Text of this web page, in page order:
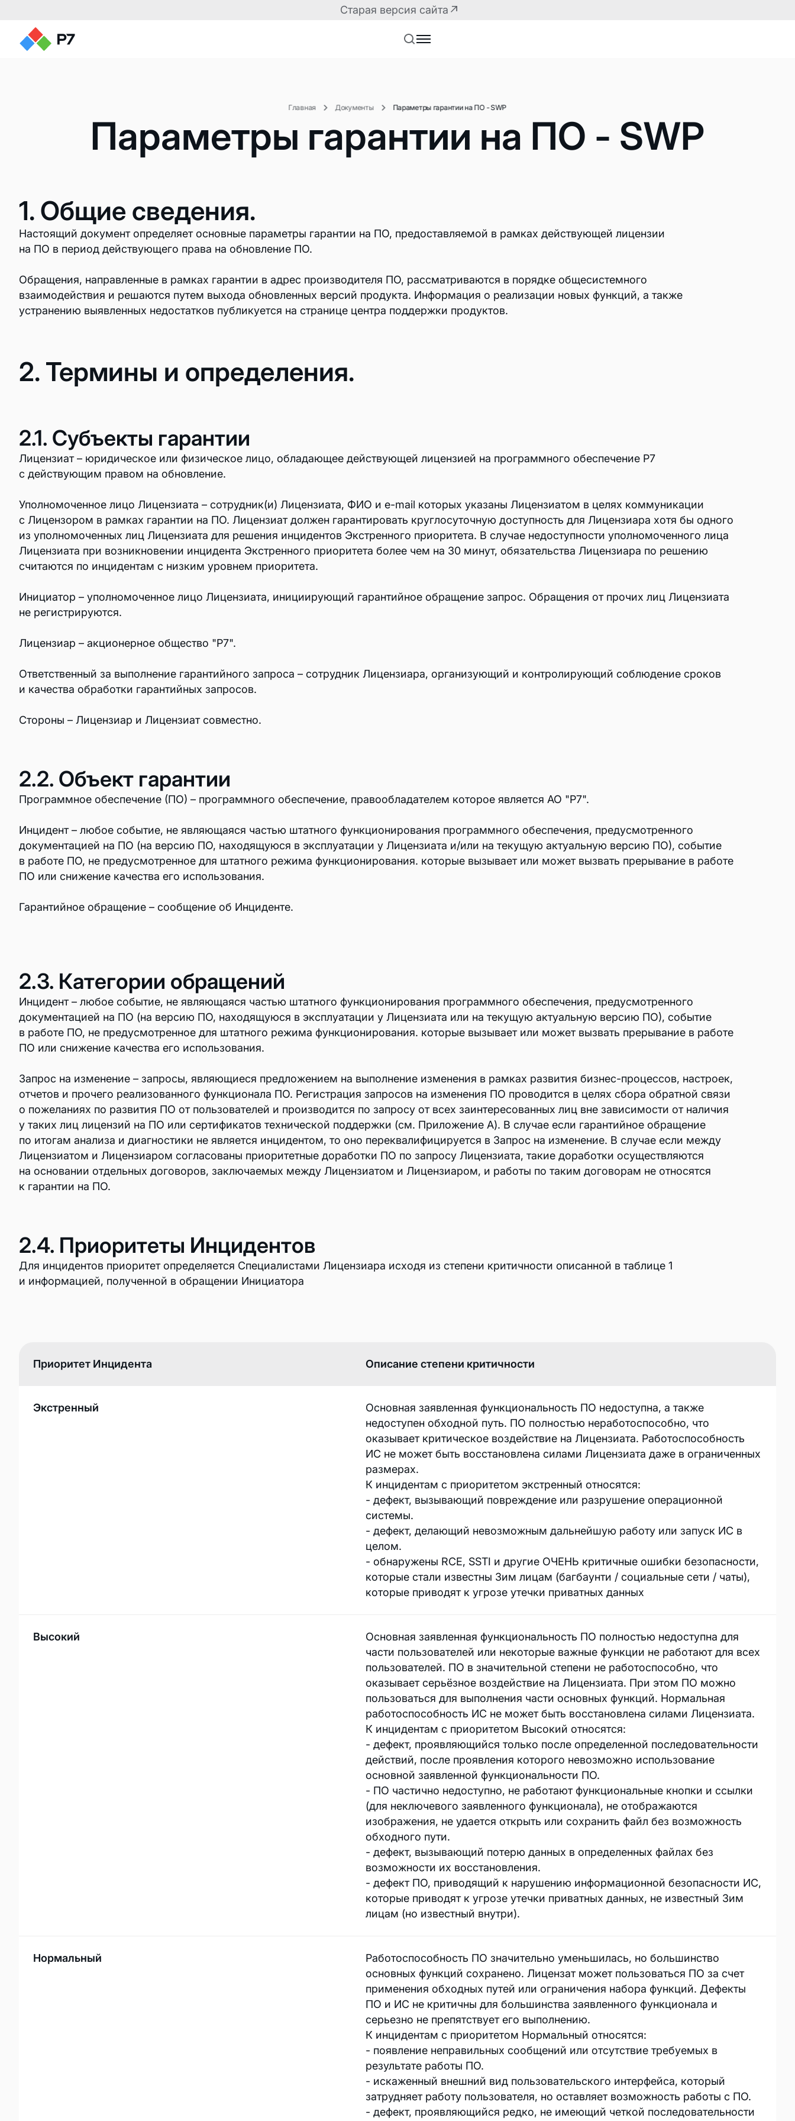
Редактор текстов
Редактор таблиц
Редактор схем
API корпоративного сервера
Корпоративные коммуникации
Органайзер
Защищенное хранилище документов для совместной работы
Пространство
Корпоративный сервер
Формы
Умный диктофон
ВІ и аналитика
Найти партнера
Обучение
База знаний
Техподдержка
Расширенная техподдержка
Новости
Контакты
О нас
Награды
Карьера в Р7
Старая версия сайта
Главная Документы Параметры гарантии на ПО - SWP
Параметры гарантии на ПО - SWP
1. Общие сведения.
Настоящий документ определяет основные параметры гарантии на ПО, предоставляемой в рамках действующей лицензии
на ПО в период действующего права на обновление ПО.
Обращения, направленные в рамках гарантии в адрес производителя ПО, рассматриваются в порядке общесистемного
взаимодействия и решаются путем выхода обновленных версий продукта. Информация о реализации новых функций, а также
устранению выявленных недостатков публикуется на странице центра поддержки продуктов.
2. Термины и определения.
2.1. Субъекты гарантии
Лицензиат – юридическое или физическое лицо, обладающее действующей лицензией на программного обеспечение Р7
с действующим правом на обновление.
Уполномоченное лицо Лицензиата – сотрудник(и) Лицензиата, ФИО и e-mail которых указаны Лицензиатом в целях коммуникации
с Лицензором в рамках гарантии на ПО. Лицензиат должен гарантировать круглосуточную доступность для Лицензиара хотя бы одного
из уполномоченных лиц Лицензиата для решения инцидентов Экстренного приоритета. В случае недоступности уполномоченного лица
Лицензиата при возникновении инцидента Экстренного приоритета более чем на 30 минут, обязательства Лицензиара по решению
считаются по инцидентам с низким уровнем приоритета.
Инициатор – уполномоченное лицо Лицензиата, инициирующий гарантийное обращение запрос. Обращения от прочих лиц Лицензиата
не регистрируются.
Лицензиар – акционерное общество "Р7".
Ответственный за выполнение гарантийного запроса – сотрудник Лицензиара, организующий и контролирующий соблюдение сроков
и качества обработки гарантийных запросов.
Стороны – Лицензиар и Лицензиат совместно.
2.2. Объект гарантии
Программное обеспечение (ПО) – программного обеспечение, правообладателем которое является АО "Р7".
Инцидент – любое событие, не являющаяся частью штатного функционирования программного обеспечения, предусмотренного
документацией на ПО (на версию ПО, находящуюся в эксплуатации у Лицензиата и/или на текущую актуальную версию ПО), событие
в работе ПО, не предусмотренное для штатного режима функционирования. которые вызывает или может вызвать прерывание в работе
ПО или снижение качества его использования.
Гарантийное обращение – сообщение об Инциденте.
2.3. Категории обращений
Инцидент – любое событие, не являющаяся частью штатного функционирования программного обеспечения, предусмотренного
документацией на ПО (на версию ПО, находящуюся в эксплуатации у Лицензиата или на текущую актуальную версию ПО), событие
в работе ПО, не предусмотренное для штатного режима функционирования. которые вызывает или может вызвать прерывание в работе
ПО или снижение качества его использования.
Запрос на изменение – запросы, являющиеся предложением на выполнение изменения в рамках развития бизнес-процессов, настроек,
отчетов и прочего реализованного функционала ПО. Регистрация запросов на изменения ПО проводится в целях сбора обратной связи
о пожеланиях по развития ПО от пользователей и производится по запросу от всех заинтересованных лиц вне зависимости от наличия
у таких лиц лицензий на ПО или сертификатов технической поддержки (см. Приложение A). В случае если гарантийное обращение
по итогам анализа и диагностики не является инцидентом, то оно переквалифицируется в Запрос на изменение. В случае если между
Лицензиатом и Лицензиаром согласованы приоритетные доработки ПО по запросу Лицензиата, такие доработки осуществляются
на основании отдельных договоров, заключаемых между Лицензиатом и Лицензиаром, и работы по таким договорам не относятся
к гарантии на ПО.
2.4. Приоритеты Инцидентов
Для инцидентов приоритет определяется Специалистами Лицензиара исходя из степени критичности описанной в таблице 1
и информацией, полученной в обращении Инициатора
Приоритет Инцидента Описание степени критичности
Экстренный
Основная заявленная функциональность ПО недоступна, а также
недоступен обходной путь. ПО полностью неработоспособно, что
оказывает критическое воздействие на Лицензиата. Работоспособность
ИС не может быть восстановлена силами Лицензиата даже в ограниченных
размерах.
К инцидентам с приоритетом экстренный относятся:
- дефект, вызывающий повреждение или разрушение операционной
системы.
- дефект, делающий невозможным дальнейшую работу или запуск ИС в
целом.
- обнаружены RCE, SSTI и другие ОЧЕНЬ критичные ошибки безопасности,
которые стали известны 3им лицам (багбаунти / социальные сети / чаты),
которые приводят к угрозе утечки приватных данных
Высокий
Основная заявленная функциональность ПО полностью недоступна для
части пользователей или некоторые важные функции не работают для всех
пользователей. ПО в значительной степени не работоспособно, что
оказывает серьёзное воздействие на Лицензиата. При этом ПО можно
пользоваться для выполнения части основных функций. Нормальная
работоспособность ИС не может быть восстановлена силами Лицензиата.
К инцидентам с приоритетом Высокий относятся:
- дефект, проявляющийся только после определенной последовательности
действий, после проявления которого невозможно использование
основной заявленной функциональности ПО.
- ПО частично недоступно, не работают функциональные кнопки и ссылки
(для неключевого заявленного функционала), не отображаются
изображения, не удается открыть или сохранить файл без возможность
обходного пути.
- дефект, вызывающий потерю данных в определенных файлах без
возможности их восстановления.
- дефект ПО, приводящий к нарушению информационной безопасности ИС,
которые приводят к угрозе утечки приватных данных, не известный 3им
лицам (но известный внутри).
Нормальный
Работоспособность ПО значительно уменьшилась, но большинство
основных функций сохранено. Лицензат может пользоваться ПО за счет
применения обходных путей или ограничения набора функций. Дефекты
ПО и ИС не критичны для большинства заявленного функционала и
серьезно не препятствует его выполнению.
К инцидентам с приоритетом Нормальный относятся:
- появление неправильных сообщений или отсутствие требуемых в
результате работы ПО.
- искаженный внешний вид пользовательского интерфейса, который
затрудняет работу пользователя, но оставляет возможность работы с ПО.
- дефект, проявляющийся редко, не имеющий четкой последовательности